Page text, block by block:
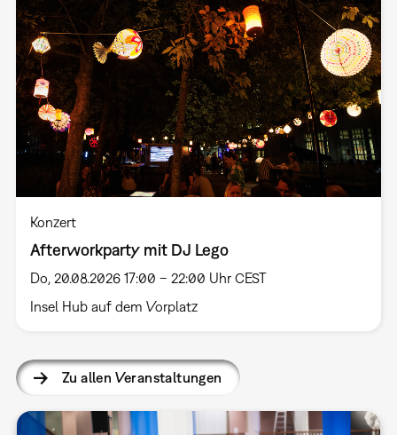
Konzert
Afterworkparty mit DJ Lego
Do, 20.08.2026 17:00 – 22:00 Uhr CEST
Insel Hub auf dem Vorplatz
Zu allen Veranstaltungen